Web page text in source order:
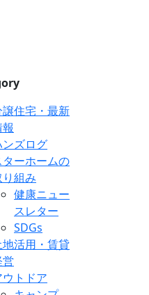
譲住宅・最新
ンズログ
ターホームの
組み
健康ニュー
スレター
SDGs
地活用・賃貸
ウトドア